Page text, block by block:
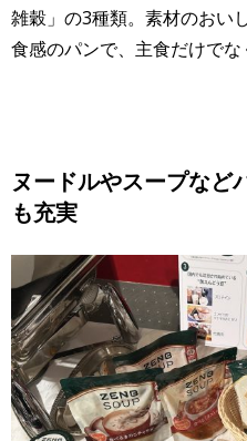
雑穀」の3種類。素材のおい
食感のパンで、主食だけでな
ヌードルやスープなど
も充実